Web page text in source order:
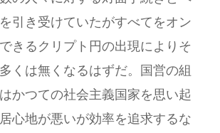
引き受けていたがすべてをオン
きるクリプト円の出現によりそ
くは無くなるはずだ。国営の組
かつての社会主義国家を思い起
心地が悪いが効率を追求するな